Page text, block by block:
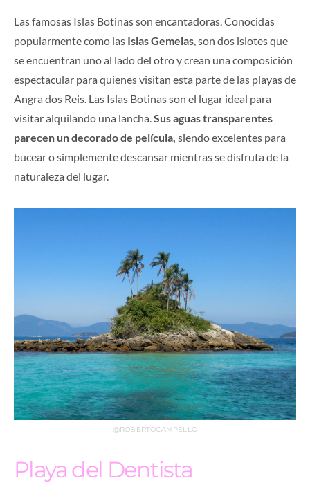
Las famosas Islas Botinas son encantadoras. Conocidas
popularmente como las Islas Gemelas, son dos islotes que
se encuentran uno al lado del otro y crean una composición
espectacular para quienes visitan esta parte de las playas de
Angra dos Reis. Las Islas Botinas son el lugar ideal para
visitar alquilando una lancha.Sus aguas transparentes
parecen un decorado de película, siendo excelentes para
bucear o simplemente descansar mientras se disfruta de la
naturaleza del lugar.
@ROBERTOCAMPELLO
Playa del Dentista